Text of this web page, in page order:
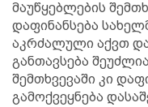
მაუწყებლების
დაფინანსება
აკრძალული აქვთ
განთავსება
შემთხვევაში კი
გამოქვეყნება